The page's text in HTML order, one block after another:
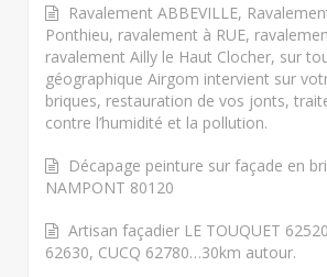
Ravalement ABBEVILLE,
Ponthieu, ravalement à RUE,
ravalement Ailly le Haut Clocher, sur
géographique Airgom intervient sur
briques, restauration de vos jonts,
contre l’humidité et la pollution.
Décapage peinture sur façade en
NAMPONT 80120
Artisan façadier LE TOUQUET
62630, CUCQ 62780…30km autour.